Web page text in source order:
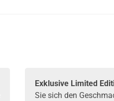
Exklusive Limited
Sie sich den